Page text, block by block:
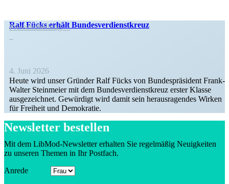
Ralf Fücks erhält Bundesverdienstkreuz
Presse­mit­teilung
4. Juni 2026
Heute wird unser Gründer Ralf Fücks von Bundes­prä­sident Frank-
Walter Stein­meier mit dem Bundes­ver­dienst­kreuz erster Klasse
ausge­zeichnet. Gewürdigt wird damit sein heraus­ra­gendes Wirken
für Freiheit und Demokratie.
Newsletter bestellen
Mit dem LibMod-Newsletter erhalten Sie regel­mäßig Neuig­keiten
zu unseren Themen in Ihr Postfach.
Anrede